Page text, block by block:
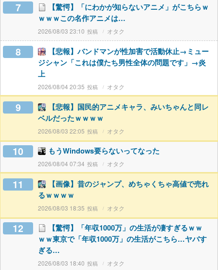
7
【驚愕】「にわかが知らないアニメ」がこちらｗ
ｗｗｗこの名作アニメは…
2026/08/03 23:10 オタク
8
【悲報】バンドマンが性加害で活動休止→ミュー
ジシャン「これは僕たち男性全体の問題です」→炎
上
2026/08/04 20:35 オタク
9
【悲報】国民的アニメキャラ、みいちゃんと同レ
ベルだったｗｗｗｗ
2026/08/03 22:05 オタク
10 もうWindows要らないってなった
2026/08/04 07:34 オタク
11
【画像】昔のジャンプ、めちゃくちゃ高値で売れ
るｗｗｗｗ
2026/08/03 18:35 オタク
12
【驚愕】「年収1000万」の生活が凄すぎるｗｗ
ｗｗ東京で「年収1000万」の生活がこちら…ヤバす
ぎる…
2026/08/03 18:40 オタク